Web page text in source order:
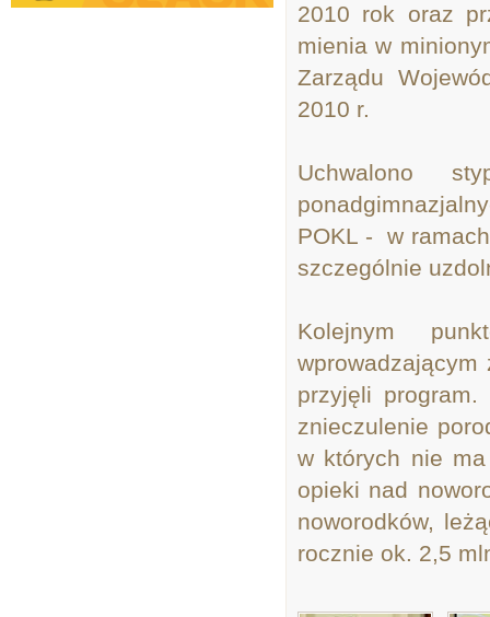
2010 rok oraz
mienia w
Zarządu
2010 r.
Uchwalono
POKL - w
szczególnie
Kolejnym
wprowadzającym
przyjęli
znieczulenie
w których nie
opieki nad
noworodków,
rocznie ok. 2,5